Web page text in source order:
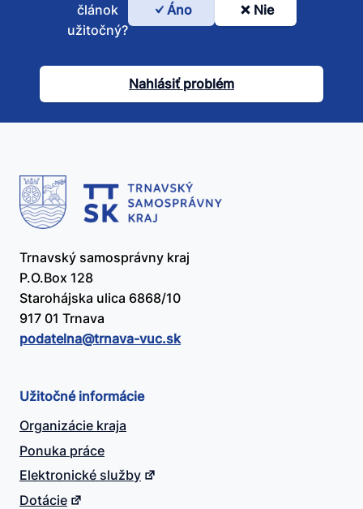
Bol
článok
užitočný?
článok
užitočný?
Áno Nie
Nahlásiť problém
Trnavský samosprávny kraj
P.O.Box 128
Starohájska ulica 6868/10
917 01 Trnava
podatelna@​trnava-vuc.sk
Užitočné informácie
Organizácie kraja
Ponuka práce
Elektronické služby
Dotácie